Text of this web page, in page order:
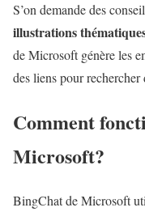
S’on demande des
illustrations
de Microsoft génère les
des liens pour rechercher
Comment
Microsoft?
BingChat de Microsoft